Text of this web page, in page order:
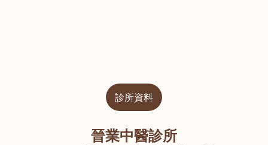
診所資料
晉業中醫診所